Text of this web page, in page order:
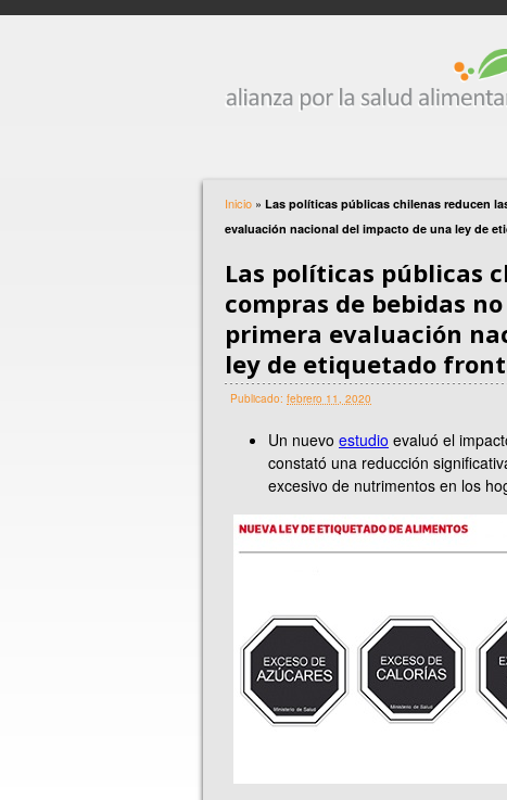
Inicio » Las políticas públicas chilenas reducen
evaluación nacional del impacto de una ley de
Las políticas públicas
compras de bebidas
primera evaluación
ley de etiquetado
Publicado: febrero 11, 2020
Un nuevo estudio evaluó el
constató una reducción
excesivo de nutrimentos en los